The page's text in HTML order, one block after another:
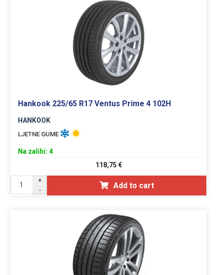
Hankook 225/65 R17 Ventus Prime 4 102H
HANKOOK
LJETNE GUME
Na zalihi: 4
118,75 €
+
-
Add to cart